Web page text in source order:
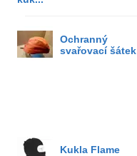
Ochranný
svařovací šátek
Kukla Flame